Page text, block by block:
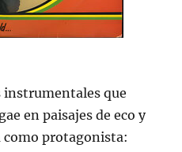
instrumentales que
en paisajes de eco y
como protagonista: